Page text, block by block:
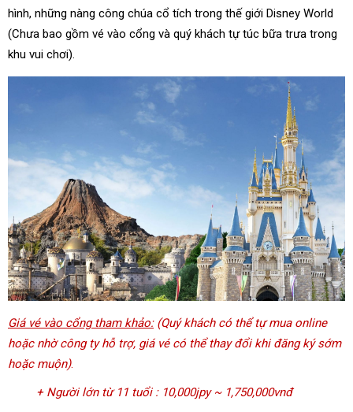
hình, những nàng công chúa cổ tích trong thế giới Disney World
(Chưa bao gồm vé vào cổng và quý khách tự túc bữa trưa trong
khu vui chơi).
Giá vé vào cổng tham khảo:(Quý khách có thể tự mua online
hoặc nhờ công ty hỗ trợ, giá vé có thể thay đổi khi đăng ký sớm
hoặc muộn).
+ Người lớn từ 11 tuổi : 10,000jpy ~ 1,750,000vnđ